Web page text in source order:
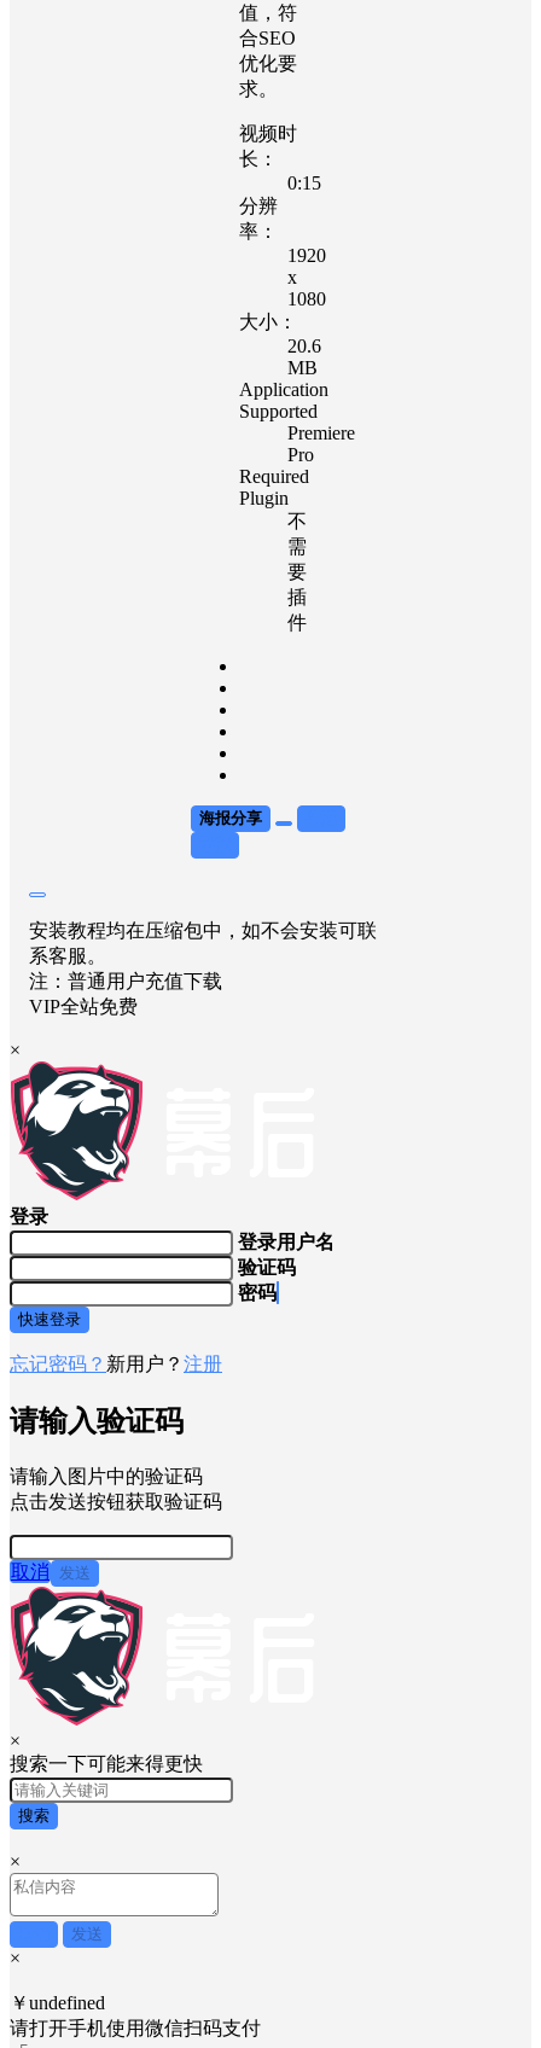
值，符
合SEO
优化要
求。
视频时
长：
0:15
分辨
率：
1920
x
1080
大小：
20.6
MB
Application
Supported
Premiere
Pro
Required
Plugin
不
需
要
插
件
海报分享
安装教程均在压缩包中，如不会安装可联
系客服。
注：普通用户充值下载
VIP全站免费
×
登录
登录用户名
验证码
密码
快速登录
忘记密码？ 新用户？ 注册
请输入验证码
请输入图片中的验证码
点击发送按钮获取验证码
取消 发送
×
搜索一下可能来得更快
搜索
×
发送
×
￥undefined
请打开手机使用微信扫码支付